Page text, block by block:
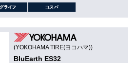
(YOKOHAMA TIRE(ヨコハマ))
BluEarth ES32